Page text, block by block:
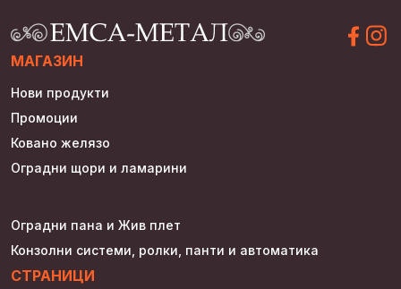
МАГАЗИН
Нови продукти
Промоции
Ковано желязо
Оградни щори и ламарини
Оградни пана и Жив плет
Конзолни системи, ролки, панти и автоматика
СТРАНИЦИ